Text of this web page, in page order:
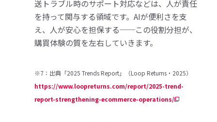
送トラブル時のサポート対応などは、人が責任
を持って関与する領域です。AIが便利さを支
え、人が安心を担保する──この役割分担が、
購買体験の質を左右していきます。
※7：出典「2025 Trends Report」（Loop Returns・2025）
https://www.loopreturns.com/report/2025-trend-
report-strengthening-ecommerce-operations/